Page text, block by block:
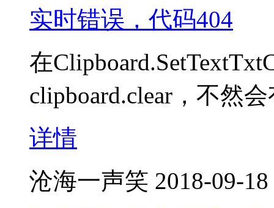
实时错误，代码404
在
clipboard.clear，不然
详情
沧海一声笑 2018-09-